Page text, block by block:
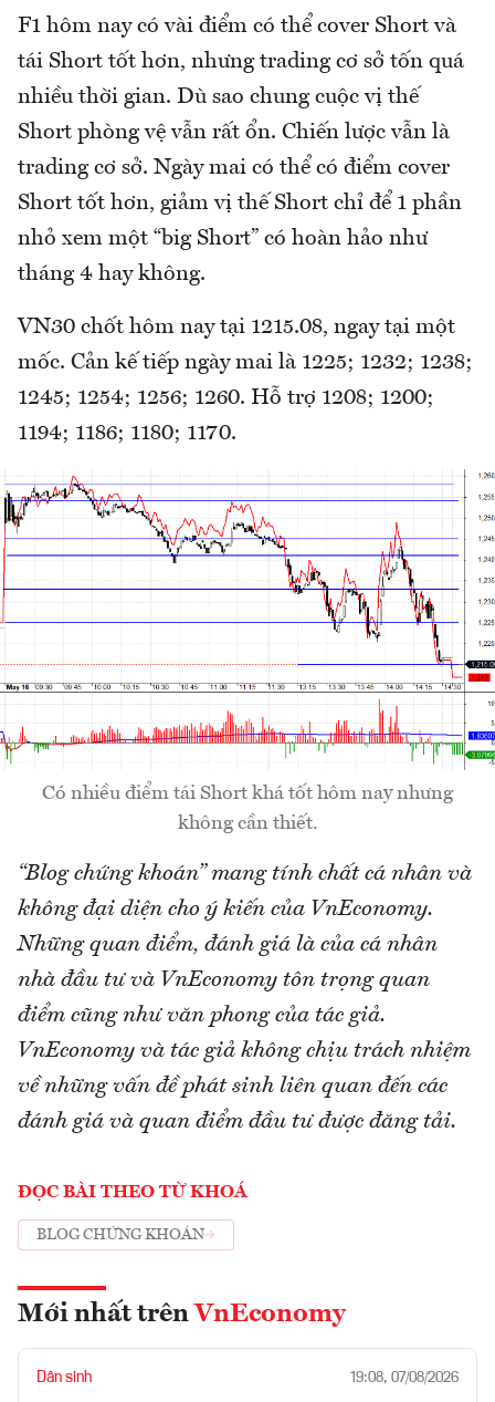
F1 hôm nay có vài điểm có thể cover Short và
tái Short tốt hơn, nhưng trading cơ sở tốn quá
nhiều thời gian. Dù sao chung cuộc vị thế
Short phòng vệ vẫn rất ổn. Chiến lược vẫn là
trading cơ sở. Ngày mai có thể có điểm cover
Short tốt hơn, giảm vị thế Short chỉ để 1 phần
nhỏ xem một “big Short” có hoàn hảo như
tháng 4 hay không.
VN30 chốt hôm nay tại 1215.08, ngay tại một
mốc. Cản kế tiếp ngày mai là 1225; 1232; 1238;
1245; 1254; 1256; 1260. Hỗ trợ 1208; 1200;
1194; 1186; 1180; 1170.
Có nhiều điểm tái Short khá tốt hôm nay nhưng
không cần thiết.
“Blog chứng khoán” mang tính chất cá nhân và
không đại diện cho ý kiến của VnEconomy.
Những quan điểm, đánh giá là của cá nhân
nhà đầu tư và VnEconomy tôn trọng quan
điểm cũng như văn phong của tác giả.
VnEconomy và tác giả không chịu trách nhiệm
về những vấn đề phát sinh liên quan đến các
đánh giá và quan điểm đầu tư được đăng tải.
ĐỌC BÀI THEO TỪ KHOÁ
BLOG CHỨNG KHOÁN
Mới nhất trên VnEconomy
Dân sinh 19:08, 07/08/2026